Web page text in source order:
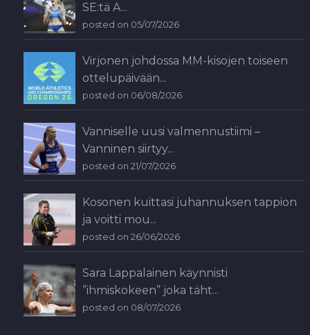
SE:tä A...
posted on 05/07/2026
Virjonen johdossa MM-kisojen toiseen
ottelupäivään...
posted on 06/08/2026
Vanniselle uusi valmennustiimi –
Vanninen siirtyy...
posted on 21/07/2026
Kosonen kuittasi juhannuksen tappion
ja voitti mou...
posted on 26/06/2026
Sara Lappalainen käynnisti
”ihmiskokeen” joka täht...
posted on 08/07/2026